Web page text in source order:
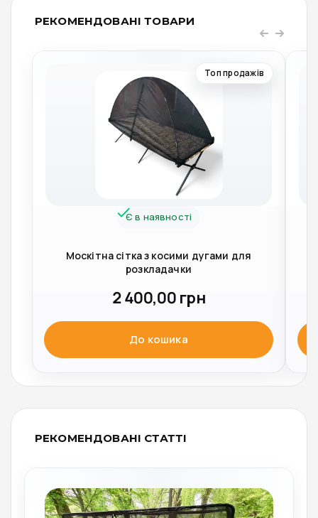
РЕКОМЕНДОВАНІ ТОВАРИ
Топ продажів
Є в наявності
Москітна сітка з косими дугами для
розкладачки
2 400,00 грн
До кошика
РЕКОМЕНДОВАНІ СТАТТІ